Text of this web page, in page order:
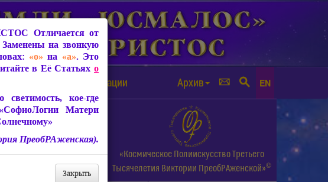
Защита от чипизации Архив EN
Матери Мира.
Видео, Аудио и др.
«Космическое Полиискусство Третьего
Тысячелетия Виктории ПреобРАженской»©
Отличается от
на звонкую
«о» на «а». Это
в Её Статьях о
кое-где
Матери
ПреобРАженская).
Закрыть